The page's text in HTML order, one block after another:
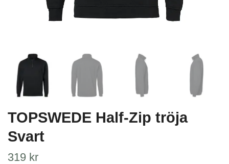
TOPSWEDE Half-Zip tröja
Svart
319 kr